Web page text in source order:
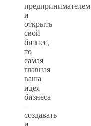
предпринимателем
и
открыть
свой
бизнес,
то
самая
главная
ваша
идея
бизнеса
–
создавать
и